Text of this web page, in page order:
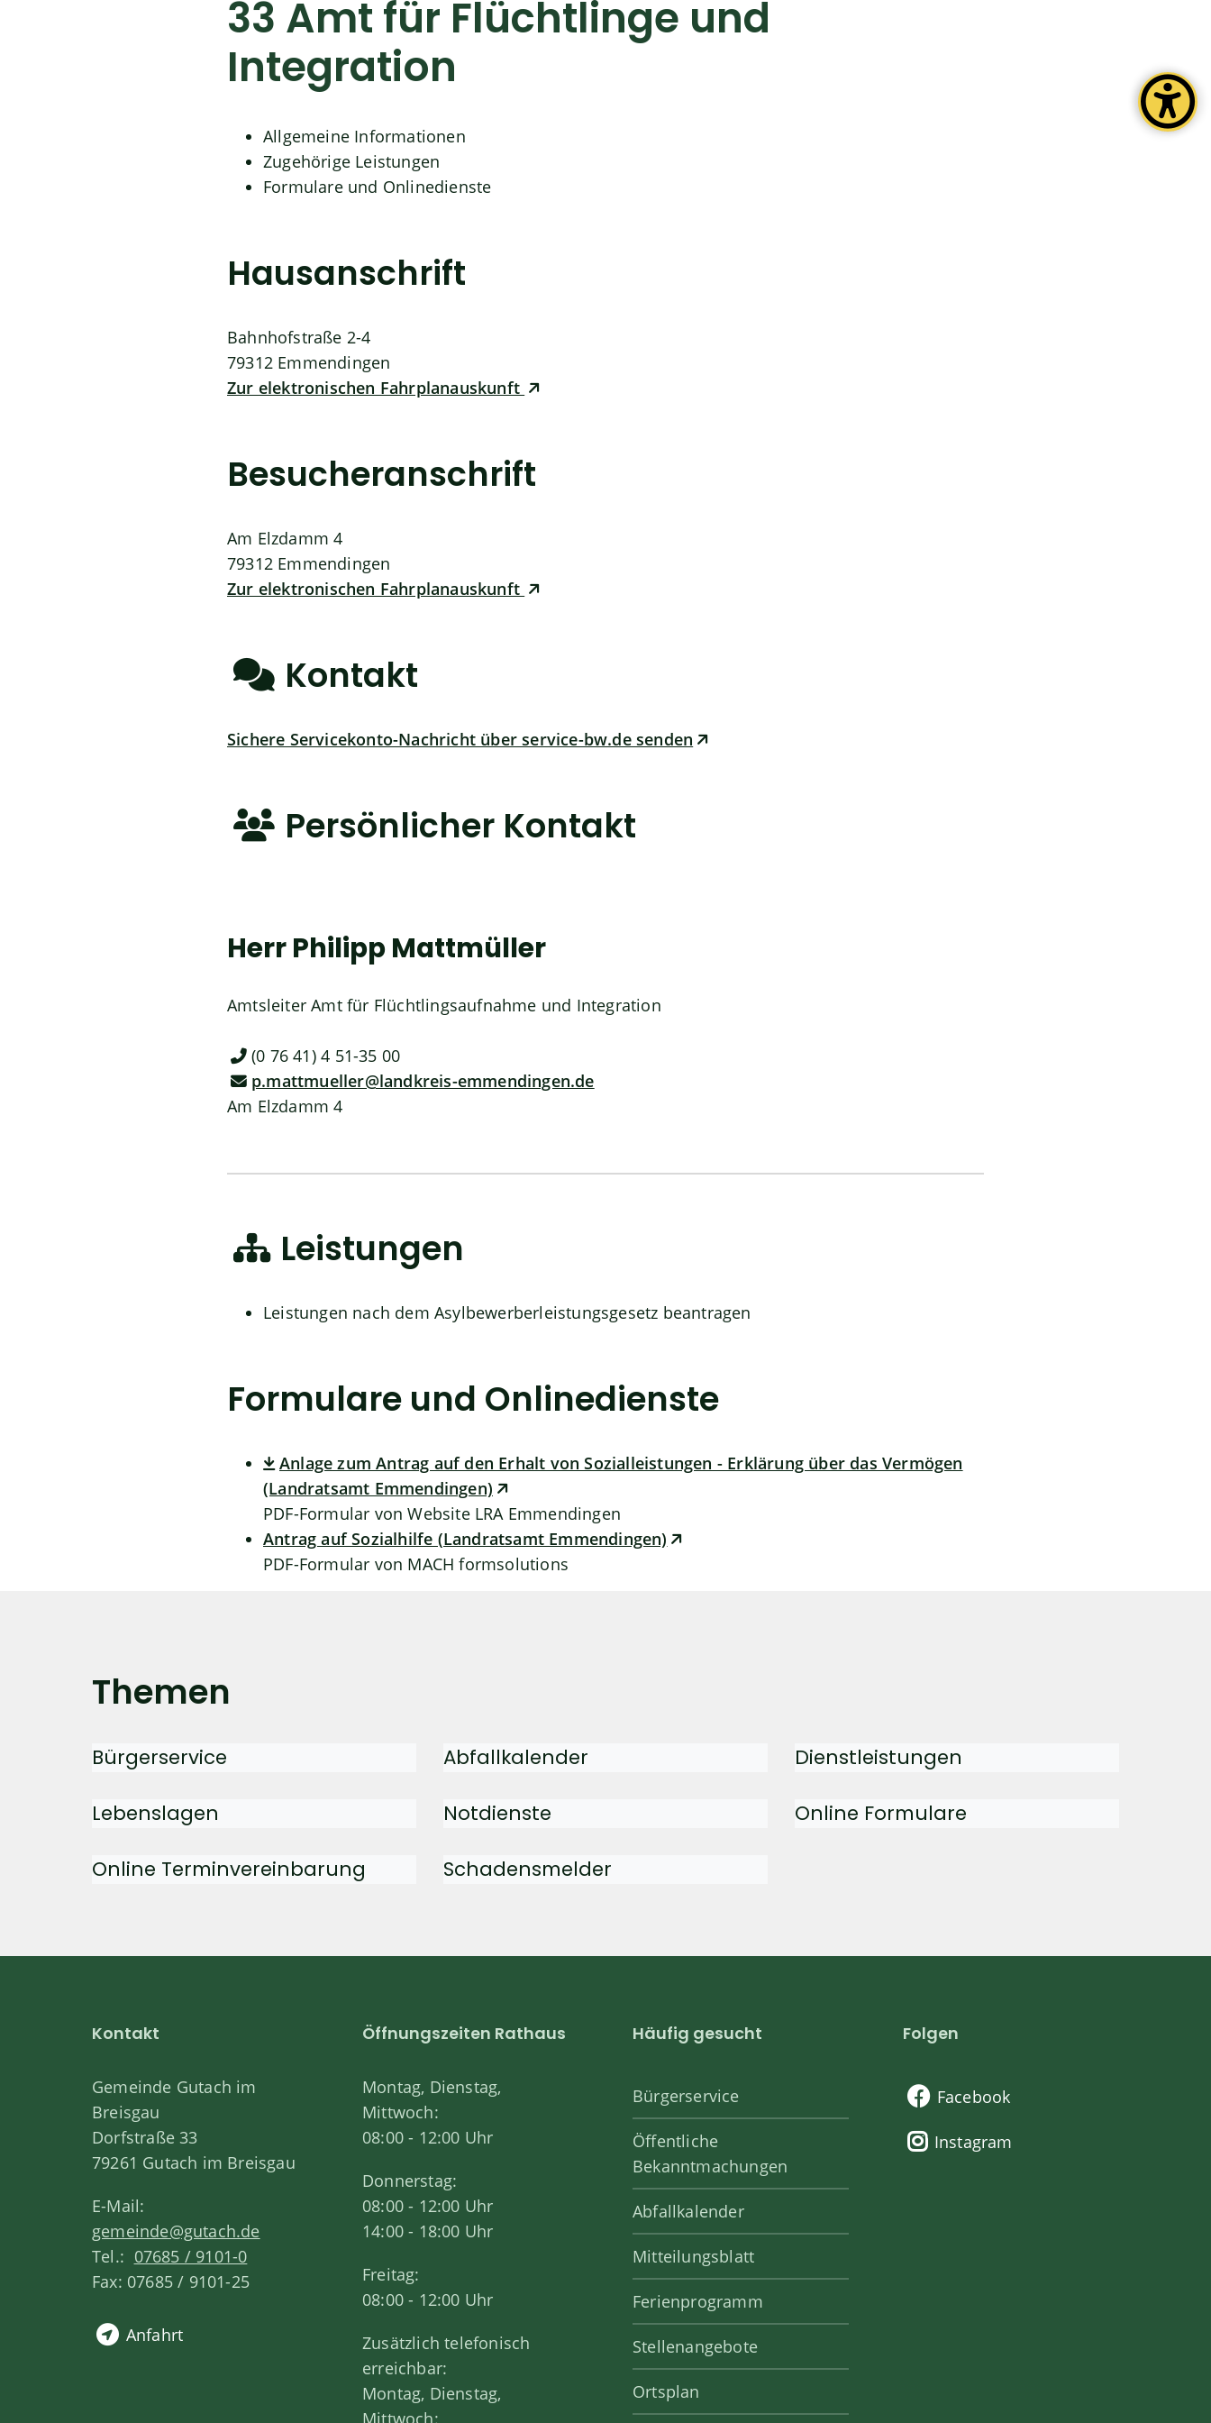
33 Amt für Flüchtlinge und
Integration
Allgemeine Informationen
Zugehörige Leistungen
Formulare und Onlinedienste
Hausanschrift
Bahnhofstraße 2-4
79312 Emmendingen
Zur elektronischen Fahrplanauskunft
Besucheranschrift
Am Elzdamm 4
79312 Emmendingen
Zur elektronischen Fahrplanauskunft
Kontakt
Sichere Servicekonto-Nachricht über service-bw.de senden
Persönlicher Kontakt
HerrPhilippMattmüller
Amtsleiter Amt für Flüchtlingsaufnahme und Integration
(0 76 41) 4 51-35 00
p.mattmueller@landkreis-emmendingen.de
Am Elzdamm 4
Leistungen
Leistungen nach dem Asylbewerberleistungsgesetz beantragen
Formulare und Onlinedienste
Anlage zum Antrag auf den Erhalt von Sozialleistungen - Erklärung über das Vermögen
(Landratsamt Emmendingen)
PDF-Formular von Website LRA Emmendingen
Antrag auf Sozialhilfe (Landratsamt Emmendingen)
PDF-Formular von MACH formsolutions
Themen
Bürgerservice Abfallkalender
Dienstleistungen
Lebenslagen
Notdienste
Online Formulare
Online Terminvereinbarung
Schadensmelder
Kontakt
Gemeinde Gutach im
Breisgau
Dorfstraße 33
79261 Gutach im Breisgau
E-Mail:
gemeinde@gutach.de
Tel.: 07685 / 9101-0
Fax: 07685 / 9101-25
Anfahrt
Öffnungszeiten Rathaus
Montag, Dienstag,
Mittwoch:
08:00 - 12:00 Uhr
Donnerstag:
08:00 - 12:00 Uhr
14:00 - 18:00 Uhr
Freitag:
08:00 - 12:00 Uhr
Zusätzlich telefonisch
erreichbar:
Montag, Dienstag,
Häufig gesucht
Bürgerservice
Öffentliche
Bekanntmachungen
Abfallkalender
Mitteilungsblatt
Ferienprogramm
Stellenangebote
Ortsplan
Folgen
Facebook
Instagram